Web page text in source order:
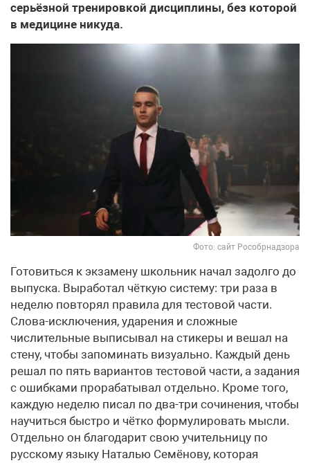
серьёзной тренировкой дисциплины, без которой
в медицине никуда.
Фото: сайт Рособрнадзора
Готовиться к экзамену школьник начал задолго до
выпуска. Выработал чёткую систему: три раза в
неделю повторял правила для тестовой части.
Слова-исключения, ударения и сложные
числительные выписывал на стикеры и вешал на
стену, чтобы запоминать визуально. Каждый день
решал по пять вариантов тестовой части, а задания
с ошибками прорабатывал отдельно. Кроме того,
каждую неделю писал по два-три сочинения, чтобы
научиться быстро и чётко формулировать мысли.
Отдельно он благодарит свою учительницу по
русскому языку Наталью Семёнову, которая